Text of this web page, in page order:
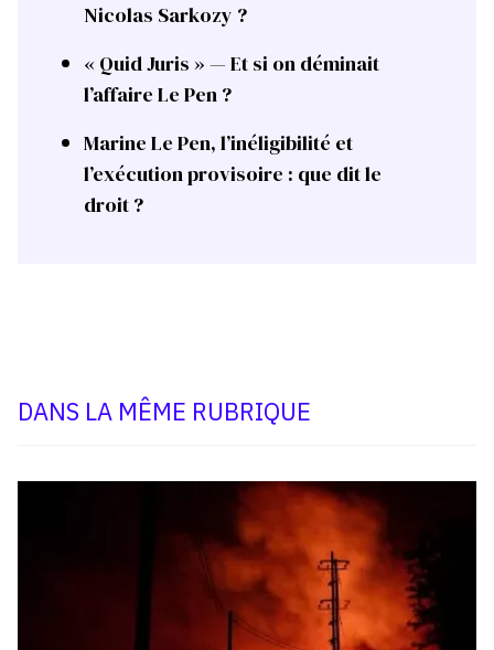
Nicolas Sarkozy ?
« Quid Juris » — Et si on déminait
l’affaire Le Pen ?
Marine Le Pen, l’inéligibilité et
l’exécution provisoire : que dit le
droit ?
DANS LA MÊME RUBRIQUE